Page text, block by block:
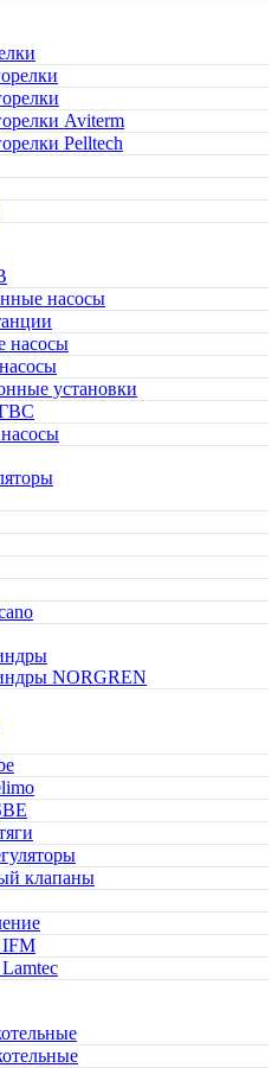
Aviterm
Pelltech
насосы
насосы
установки
NORGREN
клапаны
IFM